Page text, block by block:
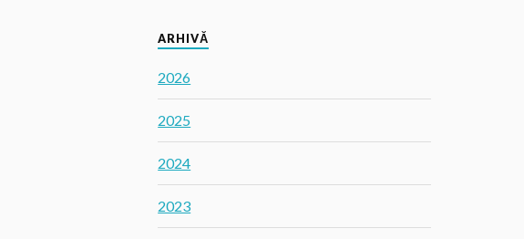
ARHIVĂ
2026
2025
2024
2023